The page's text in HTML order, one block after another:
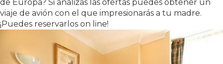
de Europa? Si analizas las ofertas puedes obtener un
viaje de avión con el que impresionarás a tu madre.
¡Puedes reservarlos on line!